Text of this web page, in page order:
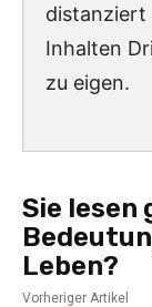
distanziert
Inhalten
zu eigen.
Sie lesen
Leben?
Vorheriger Artikel